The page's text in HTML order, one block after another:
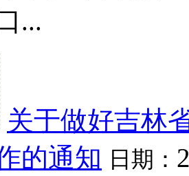
...
关于做好吉林
的通知 日期：